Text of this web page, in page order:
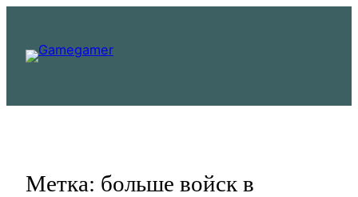
содержимому
Метка: больше войск в